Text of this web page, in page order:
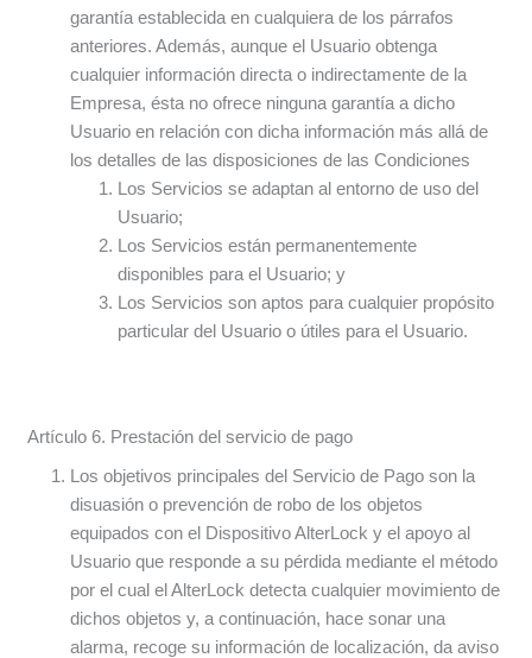
garantía establecida en cualquiera de los párrafos
anteriores. Además, aunque el Usuario obtenga
cualquier información directa o indirectamente de la
Empresa, ésta no ofrece ninguna garantía a dicho
Usuario en relación con dicha información más allá de
los detalles de las disposiciones de las Condiciones
Los Servicios se adaptan al entorno de uso del
Usuario;
Los Servicios están permanentemente
disponibles para el Usuario; y
Los Servicios son aptos para cualquier propósito
particular del Usuario o útiles para el Usuario.
Artículo 6. Prestación del servicio de pago
Los objetivos principales del Servicio de Pago son la
disuasión o prevención de robo de los objetos
equipados con el Dispositivo AlterLock y el apoyo al
Usuario que responde a su pérdida mediante el método
por el cual el AlterLock detecta cualquier movimiento de
dichos objetos y, a continuación, hace sonar una
alarma, recoge su información de localización, da aviso